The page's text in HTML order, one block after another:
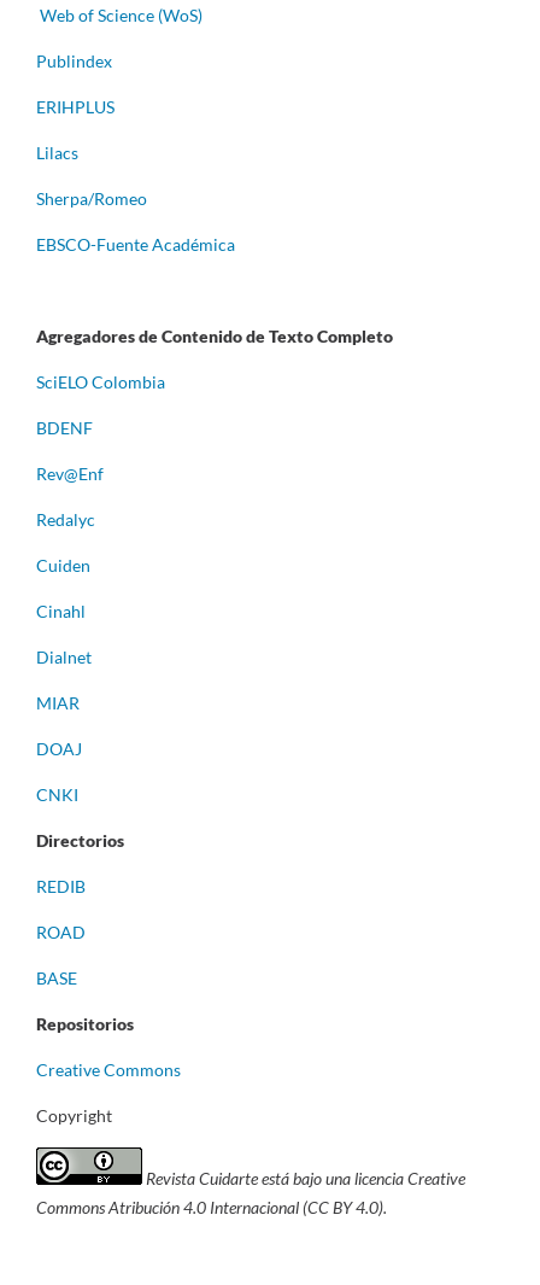
Web of Science (WoS)
Publindex
ERIHPLUS
Lilacs
Sherpa/Romeo
EBSCO-Fuente Académica
Agregadores de Contenido de Texto Completo
SciELO Colombia
BDENF
Rev@Enf
Redalyc
Cuiden
Cinahl
Dialnet
MIAR
DOAJ
CNKI
Directorios
REDIB
ROAD
BASE
Repositorios
Creative Commons
Copyright
Revista Cuidarte está bajo una licencia Creative
Commons Atribución 4.0 Internacional (CC BY 4.0).